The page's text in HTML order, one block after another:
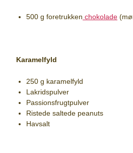
500 g foretrukken chokolade
Karamelfyld
250 g karamelfyld
Lakridspulver
Passionsfrugtpulver
Ristede saltede peanuts
Havsalt